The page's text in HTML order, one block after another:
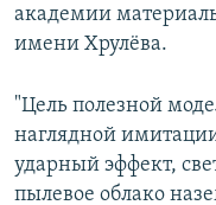
академии
имени Хрулёва.
"Цель полезной
наглядной
ударный эффект,
пылевое облако